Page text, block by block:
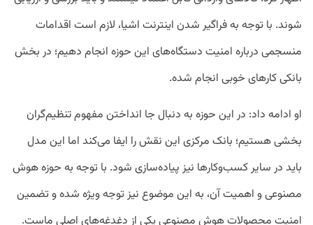
شوند. با توجه به فراگیر شدن اینترنت اشیا، لازم است اقدامات
منسجمی درباره امنیت دستگاه‌های این حوزه انجام دهیم؛ در بخش
بانکی کارهای خوبی انجام شده.
او ادامه داد: در این حوزه به دنبال جا انداختن مفهوم تنظیم‌گران
بخشی هستیم؛ بانک مرکزی این نقش را ایفا می‌کند اما این مدل
باید در سایر کسب‌وکارها نیز پیاده‌سازی شود. با توجه به حوزه هوش
مصنوعی و اهمیت آن، به این موضوع نیز توجه ویژه شده و تضمین
امنیت محصولات هوش مصنوعی یکی از دغدغه‌های اصلی ماست.